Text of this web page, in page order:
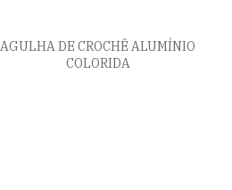
AGULHA DE CROCHÊ ALUMÍNIO
COLORIDA